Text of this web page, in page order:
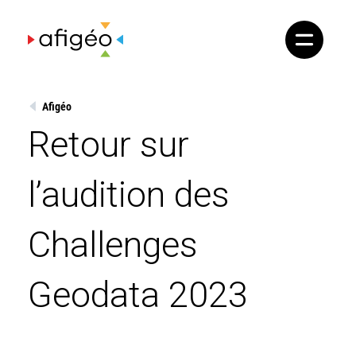
content
Afigéo
Retour sur
l’audition des
Challenges
Geodata 2023